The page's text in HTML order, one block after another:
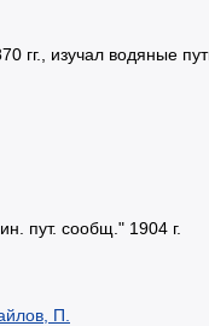
гг., изучал водяные
пут. сообщ." 1904 г.
П.